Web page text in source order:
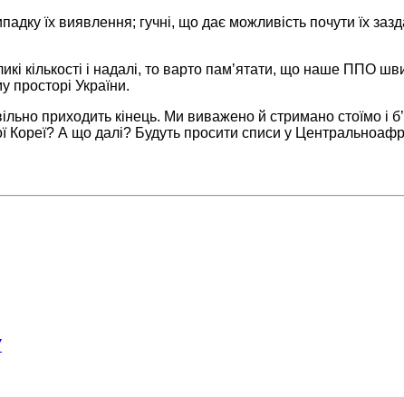
їх виявлення; гучні, що дає можливість почути їх
кількості і надалі, то варто памʼятати, що наше ППО
України.
приходить кінець. Ми виважено й стримано стоїмо і
Кореї? А що далі? Будуть просити списи у